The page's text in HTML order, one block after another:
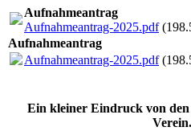
Aufnahmeantrag
Aufnahmeantrag-2025.pdf
Aufnahmeantrag
Aufnahmeantrag-2025.pdf
Ein kleiner Eindruck von
Verein.